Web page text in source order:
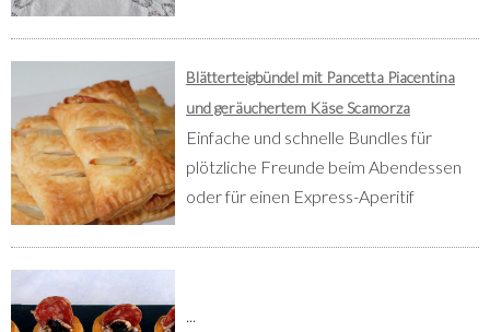
Blätterteigbündel mit Pancetta Piacentina
und geräuchertem Käse Scamorza
Einfache und schnelle Bundles für
plötzliche Freunde beim Abendessen
oder für einen Express-Aperitif
...